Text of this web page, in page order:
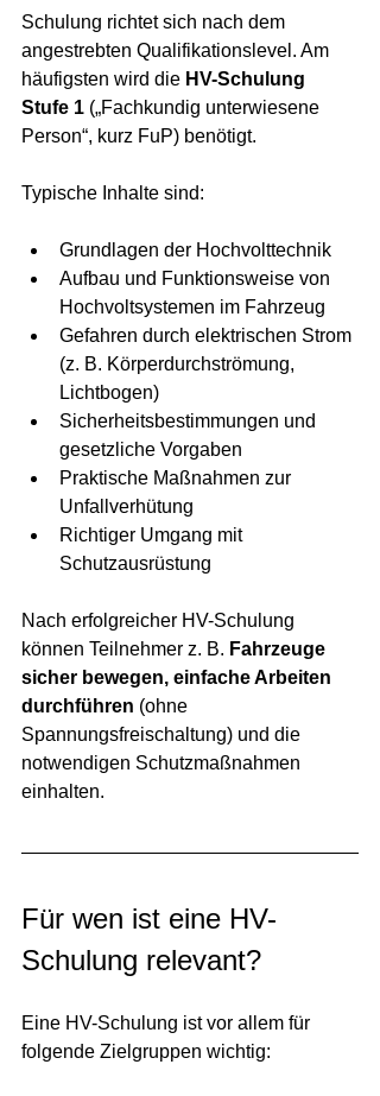
Schulung richtet sich nach dem
angestrebten Qualifikationslevel. Am
häufigsten wird die HV-Schulung
Stufe 1 („Fachkundig unterwiesene
Person“, kurz FuP) benötigt.
Typische Inhalte sind:
Grundlagen der Hochvolttechnik
Aufbau und Funktionsweise von
Hochvoltsystemen im Fahrzeug
Gefahren durch elektrischen Strom
(z. B. Körperdurchströmung,
Lichtbogen)
Sicherheitsbestimmungen und
gesetzliche Vorgaben
Praktische Maßnahmen zur
Unfallverhütung
Richtiger Umgang mit
Schutzausrüstung
Nach erfolgreicher HV-Schulung
können Teilnehmer z. B. Fahrzeuge
sicher bewegen, einfache Arbeiten
durchführen (ohne
Spannungsfreischaltung) und die
notwendigen Schutzmaßnahmen
einhalten.
Für wen ist eine HV-
Schulung relevant?
Eine HV-Schulung ist vor allem für
folgende Zielgruppen wichtig: